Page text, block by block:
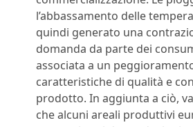
l’abbassamento delle
quindi generato una
domanda da parte dei
associata a un
caratteristiche di qualità e
prodotto. In aggiunta a ciò,
che alcuni areali produttivi